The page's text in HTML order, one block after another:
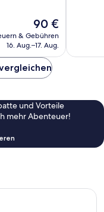
Der
Preis
beträgt
90 €
& Gebühren
16. Aug.–17. Aug.
und Vorteile
mehr Abenteuer!